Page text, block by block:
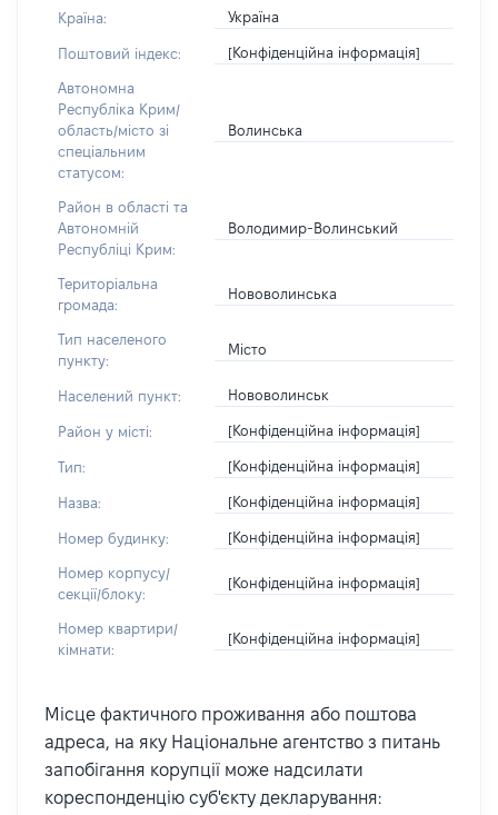
Країна: Україна
Поштовий індекс: [Конфіденційна інформація]
Автономна
Республіка Крим/
область/місто зі
спеціальним
статусом:
Волинська
Район в області та
Автономній
Республіці Крим:
Володимир-Волинський
Територіальна
громада:
Нововолинська
Тип населеного
пункту:
Місто
Населений пункт: Нововолинськ
Район у місті: [Конфіденційна інформація]
Тип: [Конфіденційна інформація]
Назва: [Конфіденційна інформація]
Номер будинку: [Конфіденційна інформація]
Номер корпусу/
секції/блоку:
[Конфіденційна інформація]
Номер квартири/
кімнати:
[Конфіденційна інформація]
Місце фактичного проживання або поштова
адреса, на яку Національне агентство з питань
запобігання корупції може надсилати
кореспонденцію суб'єкту декларування: